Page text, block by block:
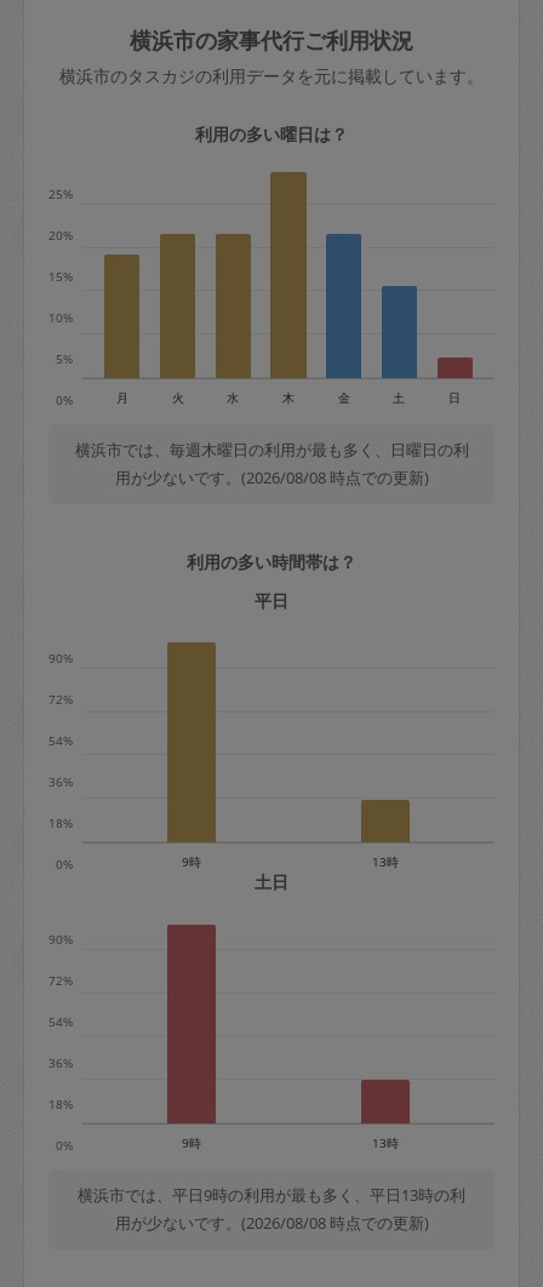
依頼者不在による当日キャンセル＝依頼
金額の100%＋交通費全額
※例：依頼日時／土曜日午前9時開始の場
50%
金曜日9時～土曜日8時まで＝依頼金額の
＋交通費全額
依頼者不在による当日キャンセル＝依頼
金額の100%＋交通費全額
定期契約をキャンセルする場合、毎週定
期は月2回まで隔週定期は月1回までキャ
※キャンセル料金の設定について：
きた場合は損害保険の対象外となるので
ご注意ください。
玉、など
あわせてこちらも参照ください：初めて
はありますか？
横浜市の家事代行ご利用状況
横浜市のタスカジの利用データを元に掲載しています。
利用の多い曜日は？
0%
5%
10%
15%
20%
25%
月 火 水 木 金 土 日
横浜市では、毎週木曜日の利用が最も多く、日曜日の利
用が少ないです。(2026/08/08 時点での更新)
利用の多い時間帯は？
平日
0%
18%
36%
54%
72%
90%
9時 13時
土日
0%
18%
36%
54%
72%
90%
9時 13時
横浜市では、平日9時の利用が最も多く、平日13時の利
用が少ないです。(2026/08/08 時点での更新)